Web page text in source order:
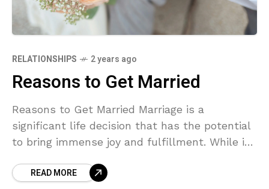
RELATIONSHIPS 2 years ago
Reasons to Get Married
Reasons to Get Married Marriage is a
significant life decision that has the potential
to bring immense joy and fulfillment. While it
READ MORE